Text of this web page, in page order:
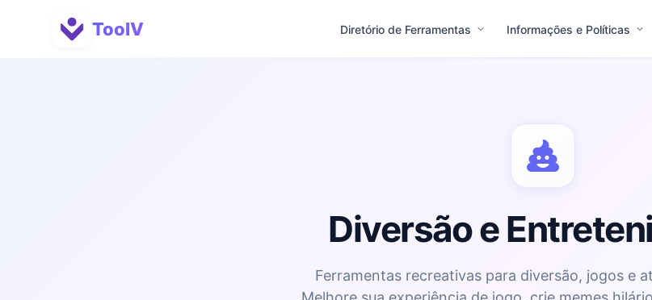
ToolV Diretório de Ferramentas Informações e Políticas
Diversão e
Ferramentas recreativas para diversão, jogos e